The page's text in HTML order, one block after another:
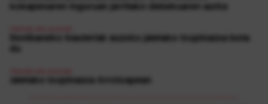
kokapenaren inguruan jarritako debekuaren aurka
Donibaneko Inauteriak auzoko jaietako txupinazoa bota
Jaietako txupinazoa Arrotxapean